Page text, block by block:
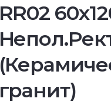
RR02
гранит)